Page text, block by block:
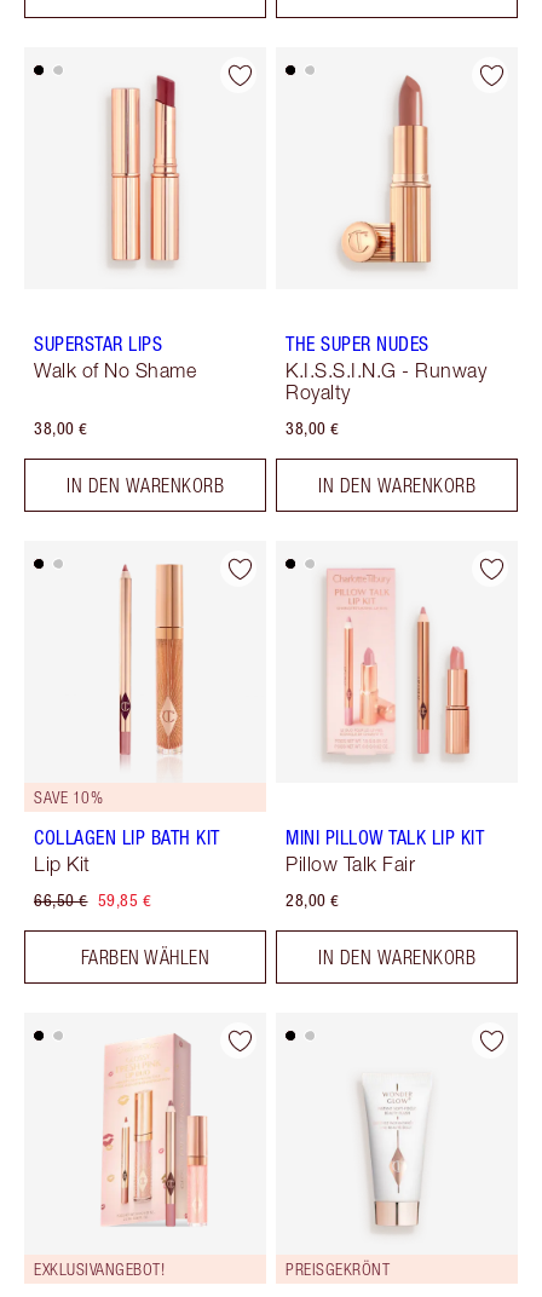
SUPERSTAR LIPS
Walk of No Shame
38,00 €
IN DEN WARENKORB
THE SUPER NUDES
K.I.S.S.I.N.G - Runway
Royalty
38,00 €
IN DEN WARENKORB
SAVE 10%
COLLAGEN LIP BATH KIT
Lip Kit
66,50 € 59,85 €
FARBEN WÄHLEN
MINI PILLOW TALK LIP KIT
Pillow Talk Fair
28,00 €
IN DEN WARENKORB
EXKLUSIVANGEBOT! PREISGEKRÖNT